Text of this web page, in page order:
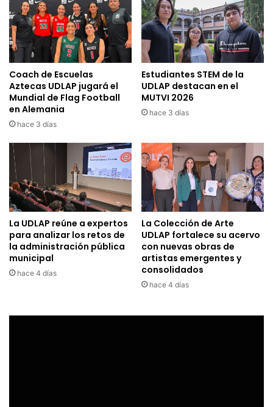
Coach de Escuelas
Aztecas UDLAP jugará el
Mundial de Flag Football
en Alemania
hace 3 días
Estudiantes STEM de la
UDLAP destacan en el
MUTVI 2026
hace 3 días
La UDLAP reúne a expertos
para analizar los retos de
la administración pública
municipal
hace 4 días
La Colección de Arte
UDLAP fortalece su acervo
con nuevas obras de
artistas emergentes y
consolidados
hace 4 días